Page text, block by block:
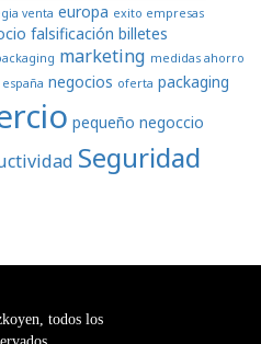
venta europa exito empresas
falsificación billetes
marketing medidas ahorro
negocios oferta packaging
pequeño negoccio
Seguridad